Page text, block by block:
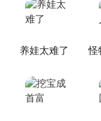
养娃太难了 怪